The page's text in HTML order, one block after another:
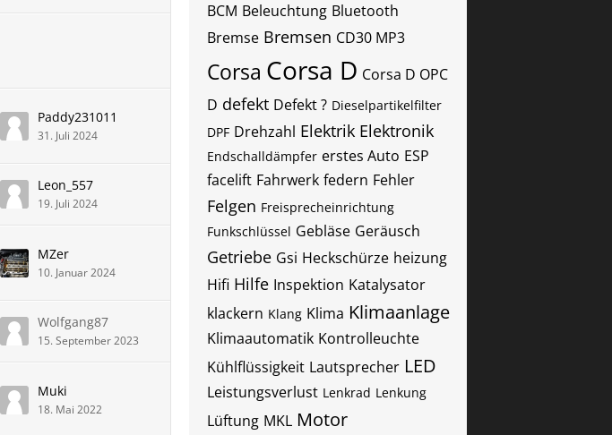
Paddy231011
31. Juli 2024
Leon_557
19. Juli 2024
MZer
10. Januar 2024
Wolfgang87
15. September 2023
Muki
18. Mai 2022
BCM Beleuchtung Bluetooth
Bremse Bremsen CD30 MP3
Corsa Corsa D Corsa D OPC
D defekt Defekt ? Dieselpartikelfilter
DPF Drehzahl Elektrik Elektronik
Endschalldämpfer erstes Auto ESP
facelift Fahrwerk federn Fehler
Felgen Freisprecheinrichtung
Funkschlüssel Gebläse Geräusch
Getriebe Gsi Heckschürze heizung
Hifi Hilfe Inspektion Katalysator
klackern Klang Klima Klimaanlage
Klimaautomatik Kontrolleuchte
Kühlflüssigkeit Lautsprecher LED
Leistungsverlust Lenkrad Lenkung
Lüftung MKL Motor